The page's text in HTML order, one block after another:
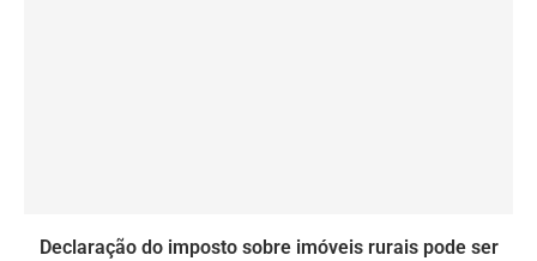
Declaração do imposto sobre imóveis rurais pode ser